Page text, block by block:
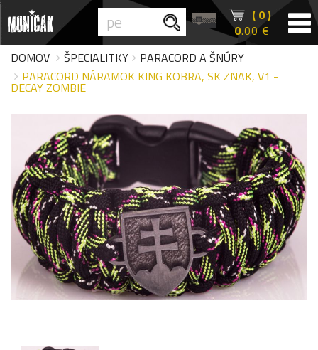
( 0 )
0.00 €
DOMOV
ŠPECIALITKY
PARACORD A ŠNÚRY
PARACORD NÁRAMOK KING KOBRA, SK ZNAK, V1 -
DECAY ZOMBIE